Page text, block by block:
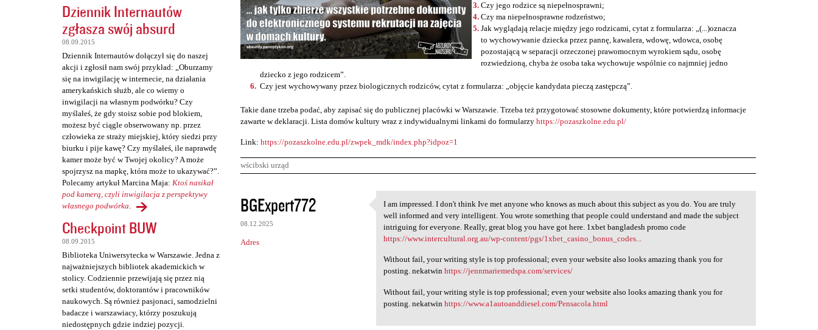
Dziennik Internautów
zgłasza swój absurd
08.09.2015
Dziennik Internautów dołączył się do naszej
akcji i zgłosił nam swój przykład: „Oburzamy
się na inwigilację w internecie, na działania
amerykańskich służb, ale co wiemy o
inwigilacji na własnym podwórku? Czy
myślałeś, że gdy stoisz sobie pod blokiem,
możesz być ciągle obserwowany np. przez
człowieka ze straży miejskiej, który siedzi przy
biurku i pije kawę? Czy myślałeś, ile naprawdę
kamer może być w Twojej okolicy? A może
spojrzysz na mapkę, która może to ukazywać?”.
Polecamy artykuł Marcina Maja: Ktoś nasikał
pod kamerą, czyli inwigilacja z perspektywy
własnego podwórka.
Checkpoint BUW
08.09.2015
Biblioteka Uniwersytecka w Warszawie. Jedna z
najważniejszych bibliotek akademickich w
stolicy. Codziennie przewijają się przez nią
setki studentów, doktorantów i pracowników
naukowych. Są również pasjonaci, samodzielni
badacze i warszawiacy, którzy poszukują
niedostępnych gdzie indziej pozycji.
Czy jego rodzice są niepełnosprawni;
Czy ma niepełnosprawne rodzeństwo;
Jak wyglądają relacje między jego rodzicami, cytat z formularza: „(...)oznacza
to wychowywanie dziecka przez pannę, kawalera, wdowę, wdowca, osobę
pozostającą w separacji orzeczonej prawomocnym wyrokiem sądu, osobę
rozwiedzioną, chyba że osoba taka wychowuje wspólnie co najmniej jedno
dziecko z jego rodzicem”.
Czy jest wychowywany przez biologicznych rodziców, cytat z formularza: „objęcie kandydata pieczą zastępczą”.
Takie dane trzeba podać, aby zapisać się do publicznej placówki w Warszawie. Trzeba też przygotować stosowne dokumenty, które potwierdzą informacje
zawarte w deklaracji. Lista domów kultury wraz z indywidualnymi linkami do formularzy https://pozaszkolne.edu.pl/
Link: https://pozaszkolne.edu.pl/zwpek_mdk/index.php?idpoz=1
wścibski urząd
K
o
m
e
BGExpert772
08.12.2025
Adres
I am impressed. I don't think
I am impressed. I don't think Ive met anyone who knows as much about this subject as you do. You are truly
well informed and very intelligent. You wrote something that people could understand and made the subject
intriguing for everyone. Really, great blog you have got here. 1xbet bangladesh promo code
https://www.intercultural.org.au/wp-content/pgs/1xbet_casino_bonus_codes...
Without fail, your writing style is top professional; even your website also looks amazing thank you for
posting. nekatwinhttps://jennmariemedspa.com/services/
Without fail, your writing style is top professional; even your website also looks amazing thank you for
posting. nekatwinhttps://www.a1autoanddiesel.com/Pensacola.html